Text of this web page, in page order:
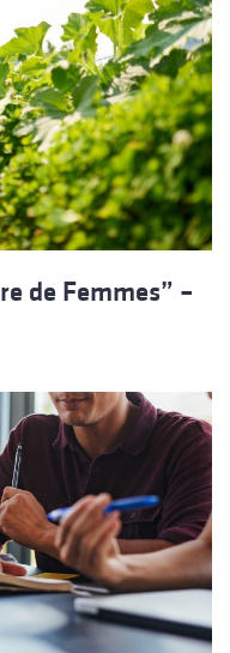
de Femmes” –